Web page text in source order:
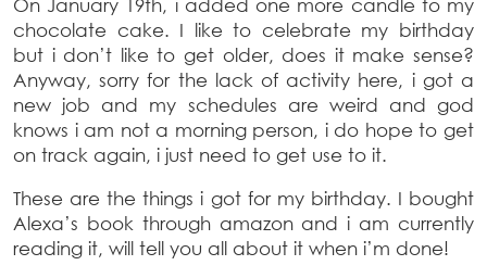
On January 19th, i added one more candle to my
chocolate cake. I like to celebrate my birthday
but i don’t like to get older, does it make sense?
Anyway, sorry for the lack of activity here, i got a
new job and my schedules are weird and god
knows i am not a morning person, i do hope to get
on track again, i just need to get use to it.
These are the things i got for my birthday. I bought
Alexa’s book through amazon and i am currently
reading it, will tell you all about it when i’m done!